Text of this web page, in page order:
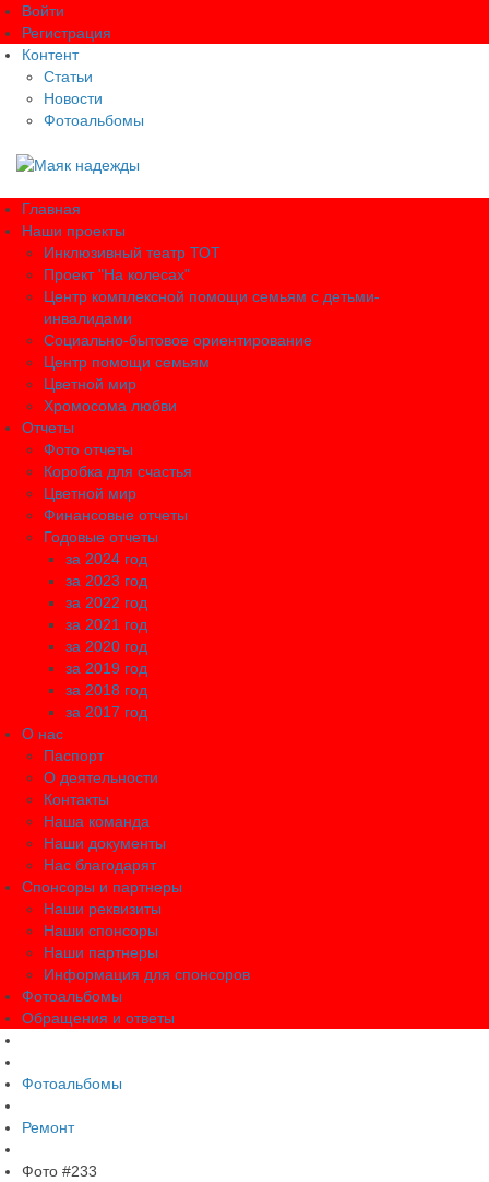
Войти
Регистрация
Контент
Статьи
Новости
Фотоальбомы
Главная
Наши проекты
Инклюзивный театр ТОТ
Проект "На колесах"
Центр комплексной помощи семьям с детьми-
инвалидами
Социально-бытовое ориентирование
Центр помощи семьям
Цветной мир
Хромосома любви
Отчеты
Фото отчеты
Коробка для счастья
Цветной мир
Финансовые отчеты
Годовые отчеты
за 2024 год
за 2023 год
за 2022 год
за 2021 год
за 2020 год
за 2019 год
за 2018 год
за 2017 год
О нас
Паспорт
О деятельности
Контакты
Наша команда
Наши документы
Нас благодарят
Спонсоры и партнеры
Наши реквизиты
Наши спонсоры
Наши партнеры
Информация для спонсоров
Фотоальбомы
Обращения и ответы
Фотоальбомы
Ремонт
Фото #233